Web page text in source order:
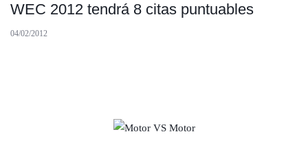
WEC 2012 tendrá 8 citas puntuables
04/02/2012